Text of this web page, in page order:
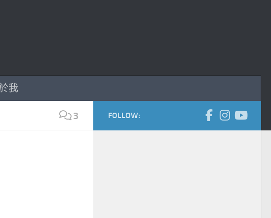
我
3 FOLLOW: